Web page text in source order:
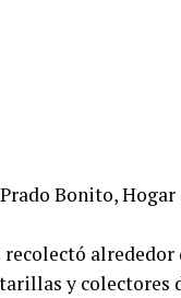
Bonito, Hogar
alrededor
y colectores